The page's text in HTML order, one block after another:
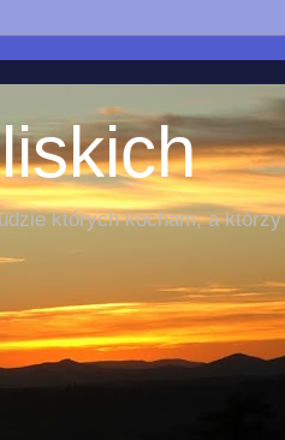
których kocham, a